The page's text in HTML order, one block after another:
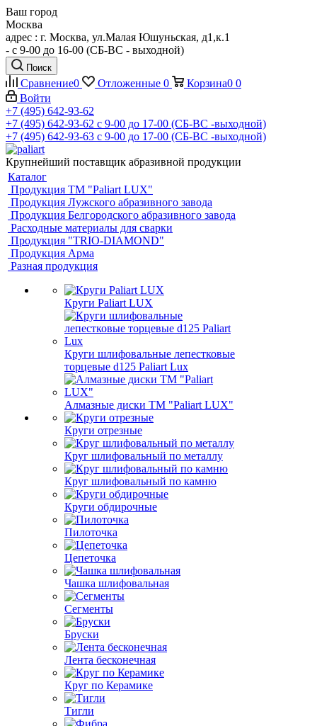
Ваш город
Москва
адрес : г. Москва, ул.Малая Юшуньская, д1,к.1
- c 9-00 до 16-00 (СБ-ВС - выходной)
Поиск
Сравнение0 Отложенные 0 Корзина0 0
Войти
+7 (495) 642-93-62
+7 (495) 642-93-62 c 9-00 до 17-00 (СБ-ВС -выходной)
+7 (495) 642-93-63 c 9-00 до 17-00 (СБ-ВС -выходной)
Крупнейший поставщик абразивной продукции
Каталог
Продукция ТМ "Paliart LUX"
Продукция Лужского абразивного завода
Продукция Белгородского абразивного завода
Расходные материалы для сварки
Продукция "TRIO-DIAMOND"
Продукция Арма
Разная продукция
Круги Paliart LUX
Круги шлифовальные лепестковые
торцевые d125 Paliart Lux
Алмазные диски ТМ "Paliart LUX"
Круги отрезные
Круг шлифовальный по металлу
Круг шлифовальный по камню
Круги обдирочные
Пилоточка
Цепеточка
Чашка шлифовальная
Сегменты
Бруски
Лента бесконечная
Круг по Керамике
Тигли